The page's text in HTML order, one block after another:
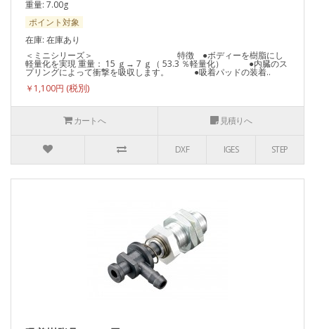
重量: 7.00g
ポイント対象
在庫: 在庫あり
＜ミニシリーズ＞ 特徴 ●ボディーを樹脂にし
軽量化を実現 重量： 15 ｇ→ 7 ｇ（ 53.3 ％軽量化） ●内臓のス
プリングによって衝撃を吸収します。 ●吸着パッドの装着..
￥1,100円
カートへ 見積りへ
DXF IGES STEP